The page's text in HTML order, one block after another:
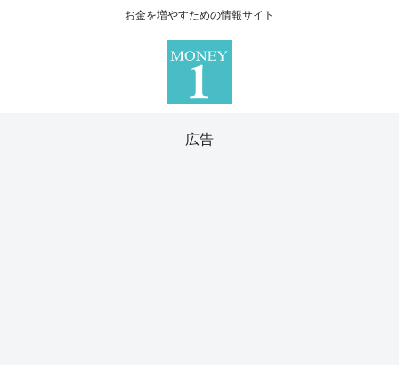
お金を増やすための情報サイト
広告